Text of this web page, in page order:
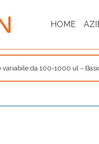
HOME
variabile da 100-1000 ul –